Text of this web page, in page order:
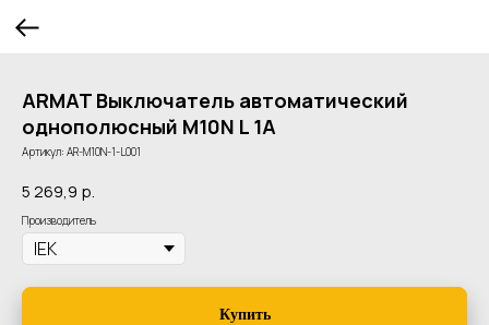
ARMAT Выключатель автоматический
однополюсный M10N L 1А
Артикул: AR-M10N-1-L001
5 269,9 р.
Производитель
Купить